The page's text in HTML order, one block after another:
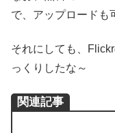
で、アップロードも
それにしても、
っくりしたな～
関連記事